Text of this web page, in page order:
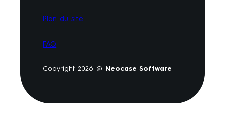
Plan du site
FAQ
Copyright 2026 @ Neocase Software